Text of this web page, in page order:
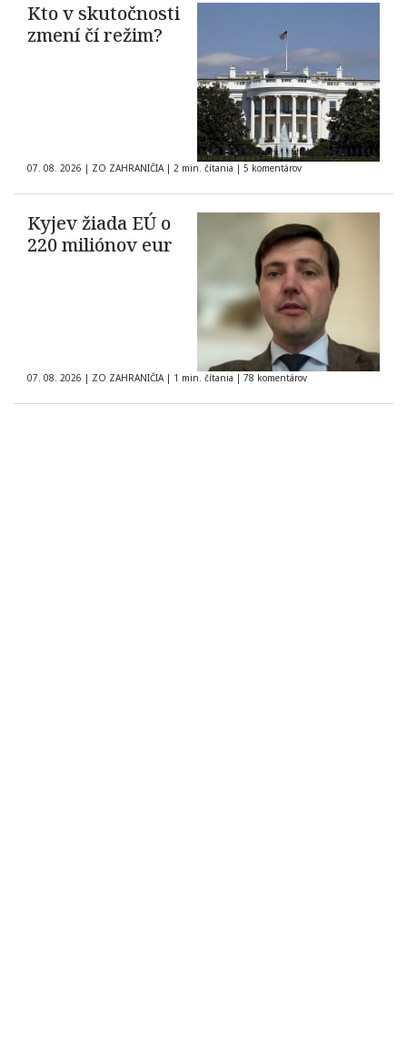
Kto v skutočnosti
zmení čí režim?
07. 08. 2026 | ZO ZAHRANIČIA | 2 min. čítania | 5 komentárov
Kyjev žiada EÚ o
220 miliónov eur
07. 08. 2026 | ZO ZAHRANIČIA | 1 min. čítania | 78 komentárov